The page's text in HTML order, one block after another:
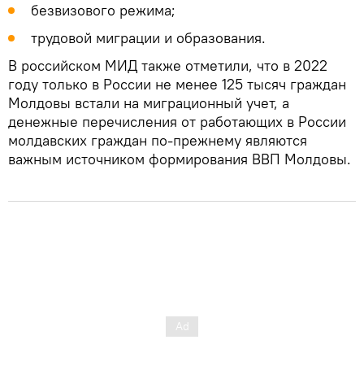
безвизового режима;
трудовой миграции и образования.
В российском МИД также отметили, что в 2022
году только в России не менее 125 тысяч граждан
Молдовы встали на миграционный учет, а
денежные перечисления от работающих в России
молдавских граждан по-прежнему являются
важным источником формирования ВВП Молдовы.